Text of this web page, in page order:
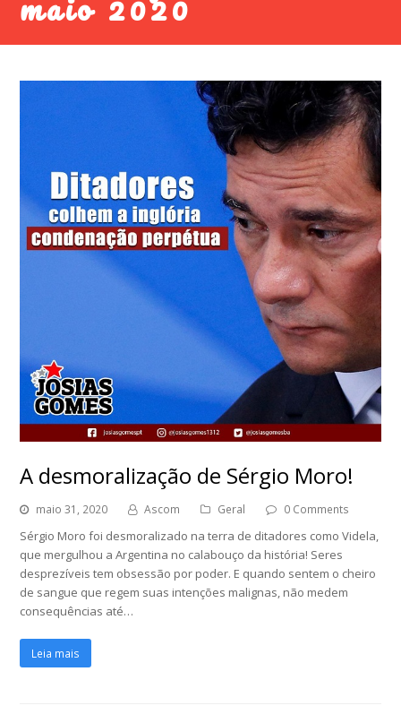
A desmoralização de Sérgio Moro!
maio 31, 2020 Ascom Geral 0 Comments
Sérgio Moro foi desmoralizado na terra de ditadores como Videla,
que mergulhou a Argentina no calabouço da história! Seres
desprezíveis tem obsessão por poder. E quando sentem o cheiro
de sangue que regem suas intenções malignas, não medem
consequências até…
Leia mais